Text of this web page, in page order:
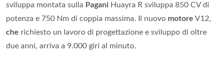
sviluppa montata sulla Pagani Huayra R sviluppa 850 CV di
potenza e 750 Nm di coppia massima. Il nuovo motore V12,
che richiesto un lavoro di progettazione e sviluppo di oltre
due anni, arriva a 9.000 giri al minuto.